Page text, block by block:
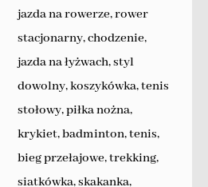
jazda na rowerze, rower
stacjonarny, chodzenie,
jazda na łyżwach, styl
dowolny, koszykówka, tenis
stołowy, piłka nożna,
krykiet, badminton, tenis,
bieg przełajowe, trekking,
siatkówka, skakanka,